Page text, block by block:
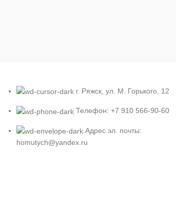
г. Ряжск, ул. М. Горького, 12
Телефон: +7 910 566-90-60
Адрес эл. почты:
homutych@yandex.ru